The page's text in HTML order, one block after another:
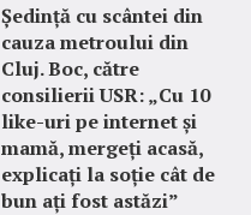
Ședință cu scântei din
cauza metroului din
Cluj. Boc, către
consilierii USR: „Cu 10
like-uri pe internet și
mamă, mergeți acasă,
explicați la soție cât de
bun ați fost astăzi”